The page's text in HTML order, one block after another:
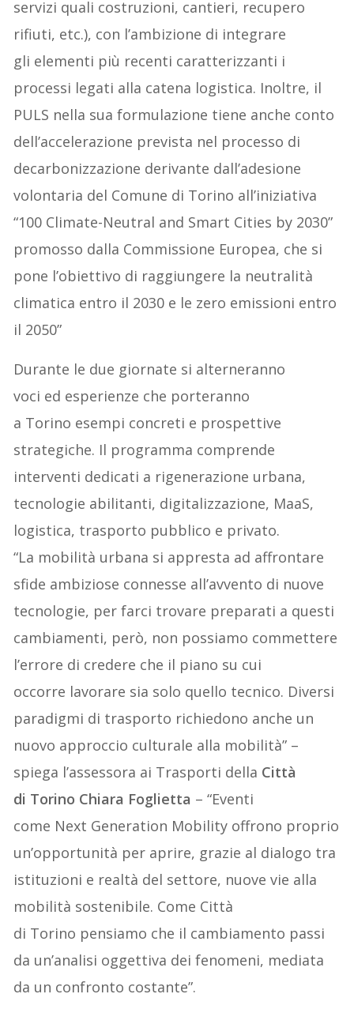
servizi quali costruzioni, cantieri, recupero
rifiuti, etc.), con l’ambizione di integrare
gli elementi più recenti caratterizzanti i
processi legati alla catena logistica. Inoltre, il
PULS nella sua formulazione tiene anche conto
dell’accelerazione prevista nel processo di
decarbonizzazione derivante dall’adesione
volontaria del Comune di Torino all’iniziativa
“100 Climate-Neutral and Smart Cities by 2030”
promosso dalla Commissione Europea, che si
pone l’obiettivo di raggiungere la neutralità
climatica entro il 2030 e le zero emissioni entro
il 2050”
Durante le due giornate si alterneranno
voci ed esperienze che porteranno
a Torino esempi concreti e prospettive
strategiche. Il programma comprende
interventi dedicati a rigenerazione urbana,
tecnologie abilitanti, digitalizzazione, MaaS,
logistica, trasporto pubblico e privato.
“La mobilità urbana si appresta ad affrontare
sfide ambiziose connesse all’avvento di nuove
tecnologie, per farci trovare preparati a questi
cambiamenti, però, non possiamo commettere
l’errore di credere che il piano su cui
occorre lavorare sia solo quello tecnico. Diversi
paradigmi di trasporto richiedono anche un
nuovo approccio culturale alla mobilità” –
spiega l’assessora ai Trasporti della Città
di Torino Chiara Foglietta – “Eventi
come Next Generation Mobility offrono proprio
un’opportunità per aprire, grazie al dialogo tra
istituzioni e realtà del settore, nuove vie alla
mobilità sostenibile. Come Città
di Torino pensiamo che il cambiamento passi
da un’analisi oggettiva dei fenomeni, mediata
da un confronto costante”.